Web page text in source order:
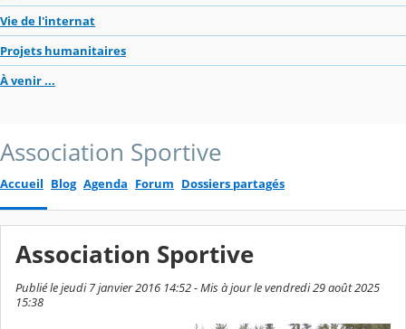
Vie de l'internat
Projets humanitaires
À venir ...
Association Sportive
Accueil Blog Agenda Forum Dossiers partagés
Association Sportive
Publié le jeudi 7 janvier 2016 14:52 - Mis à jour le vendredi 29 août 2025
15:38